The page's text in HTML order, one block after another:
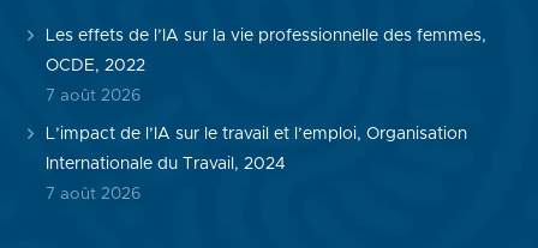
Les effets de l’IA sur la vie professionnelle des femmes,
OCDE, 2022
7 août 2026
L’impact de l’IA sur le travail et l’emploi, Organisation
Internationale du Travail, 2024
7 août 2026